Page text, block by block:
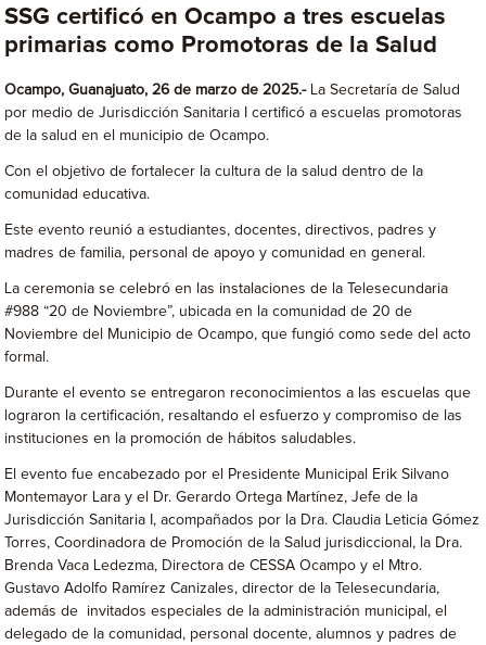
SSG certificó en Ocampo a tres escuelas
primarias como Promotoras de la Salud
Ocampo, Guanajuato, 26 de marzo de 2025.-La Secretaría de Salud
por medio de Jurisdicción Sanitaria I certificó a escuelas promotoras
de la salud en el municipio de Ocampo.
Con el objetivo de fortalecer la cultura de la salud dentro de la
comunidad educativa.
Este evento reunió a estudiantes, docentes, directivos, padres y
madres de familia, personal de apoyo y comunidad en general.
La ceremonia se celebró en las instalaciones de la Telesecundaria
#988 “20 de Noviembre”, ubicada en la comunidad de 20 de
Noviembre del Municipio de Ocampo, que fungió como sede del acto
formal.
Durante el evento se entregaron reconocimientos a las escuelas que
lograron la certificación, resaltando el esfuerzo y compromiso de las
instituciones en la promoción de hábitos saludables.
El evento fue encabezado por el Presidente Municipal Erik Silvano
Montemayor Lara y el Dr. Gerardo Ortega Martínez, Jefe de la
Jurisdicción Sanitaria I, acompañados por la Dra. Claudia Leticia Gómez
Torres, Coordinadora de Promoción de la Salud jurisdiccional, la Dra.
Brenda Vaca Ledezma, Directora de CESSA Ocampo y el Mtro.
Gustavo Adolfo Ramírez Canizales, director de la Telesecundaria,
además de invitados especiales de la administración municipal, el
delegado de la comunidad, personal docente, alumnos y padres de